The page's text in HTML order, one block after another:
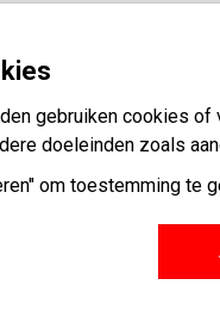
gebruiken cookies
doeleinden zoals
om toestemming te